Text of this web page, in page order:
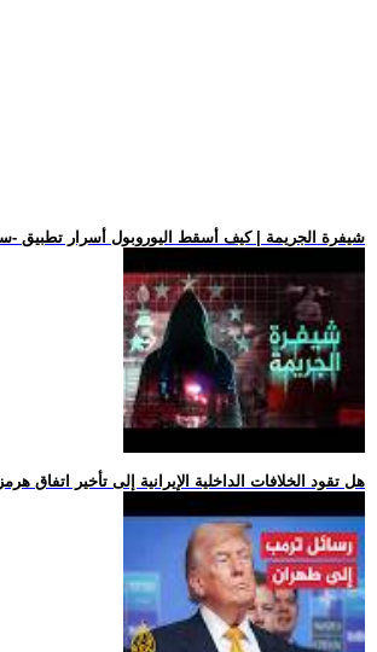
.. شيفرة الجريمة | كيف أسقط اليوروبول أسرار
.. هل تقود الخلافات الداخلية الإيرانية إلى تأخير اتفاق